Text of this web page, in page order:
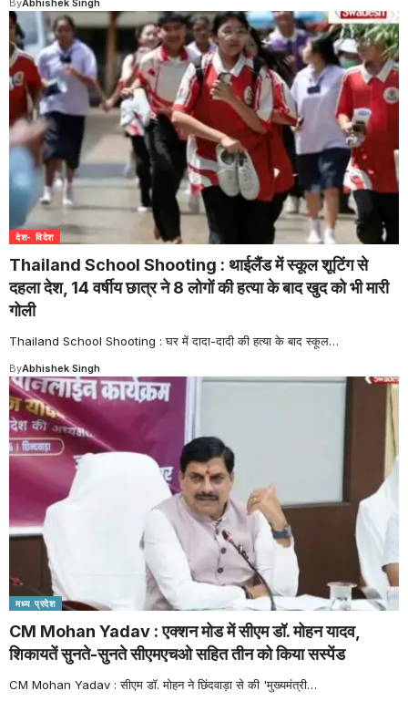
देश- विदेश
Thailand School Shooting : थाईलैंड में स्कूल शूटिंग से
दहला देश, 14 वर्षीय छात्र ने 8 लोगों की हत्या के बाद खुद को भी मारी
गोली
Thailand School Shooting : घर में दादा-दादी की हत्या के बाद स्कूल…
ByAbhishek Singh
मध्य प्रदेश
CM Mohan Yadav : एक्शन मोड में सीएम डॉ. मोहन यादव,
शिकायतें सुनते-सुनते सीएमएचओ सहित तीन को किया सस्पेंड
CM Mohan Yadav : सीएम डॉ. मोहन ने छिंदवाड़ा से की 'मुख्यमंत्री…